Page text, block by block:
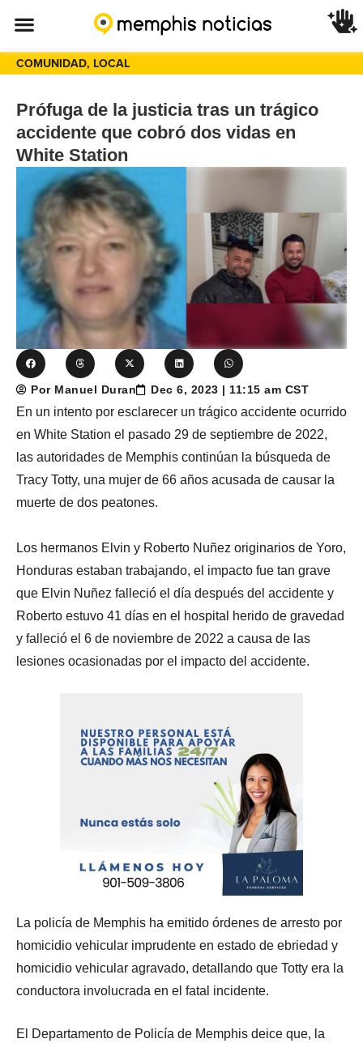
COMUNIDAD, LOCAL
Prófuga de la justicia tras un trágico
accidente que cobró dos vidas en
White Station
Por Manuel Duran Dec 6, 2023 | 11:15 am CST
En un intento por esclarecer un trágico accidente ocurrido
en White Station el pasado 29 de septiembre de 2022,
las autoridades de Memphis continúan la búsqueda de
Tracy Totty, una mujer de 66 años acusada de causar la
muerte de dos peatones.
Los hermanos Elvin y Roberto Nuñez originarios de Yoro,
Honduras estaban trabajando, el impacto fue tan grave
que Elvin Nuñez falleció el día después del accidente y
Roberto estuvo 41 días en el hospital herido de gravedad
y falleció el 6 de noviembre de 2022 a causa de las
lesiones ocasionadas por el impacto del accidente.
La policía de Memphis ha emitido órdenes de arresto por
homicidio vehicular imprudente en estado de ebriedad y
homicidio vehicular agravado, detallando que Totty era la
conductora involucrada en el fatal incidente.
El Departamento de Policía de Memphis deice que, la